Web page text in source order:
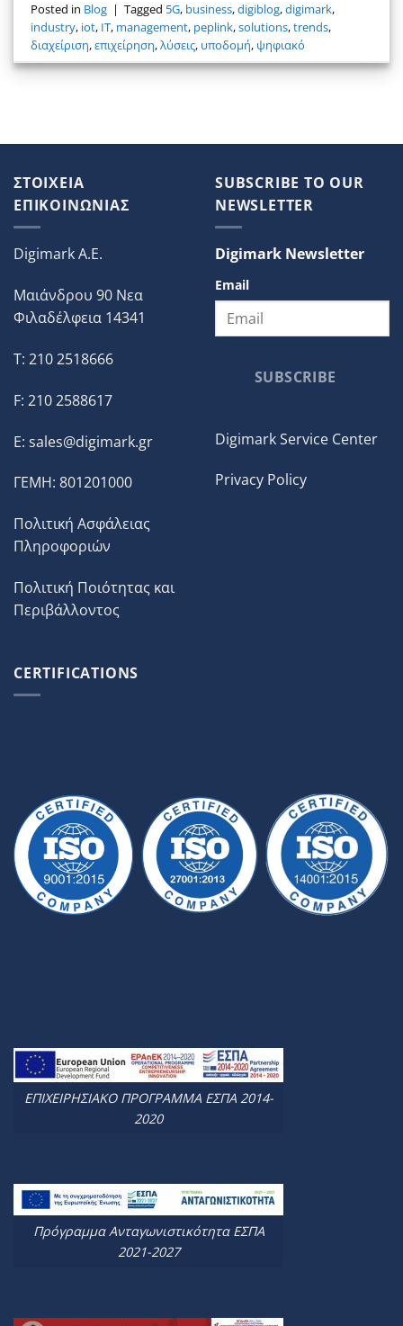
Posted in Blog | Tagged 5G, business,digiblog,digimark,
industry, iot, IT, management, peplink,solutions,trends,
διαχείριση,επιχείρηση,λύσεις, υποδομή, ψηφιακό
ΣΤΟΙΧΕΙΑ
ΕΠΙΚΟΙΝΩΝΙΑΣ
Digimark A.E.
Μαιάνδρου 90 Νεα
Φιλαδέλφεια 14341
T: 210 2518666
F: 210 2588617
E: sales@digimark.gr
ΓΕΜΗ: 801201000
Πολιτική Ασφάλειας
Πληροφοριών
Πολιτική Ποιότητας και
Περιβάλλοντος
SUBSCRIBE TO OUR
NEWSLETTER
Digimark Newsletter
Email
SUBSCRIBE
Digimark Service Center
Privacy Policy
CERTIFICATIONS
ΕΠΙΧΕΙΡΗΣΙΑΚΟ ΠΡΟΓΡΑΜΜΑ ΕΣΠΑ 2014-
2020
Πρόγραμμα Ανταγωνιστικότητα ΕΣΠΑ
2021-2027